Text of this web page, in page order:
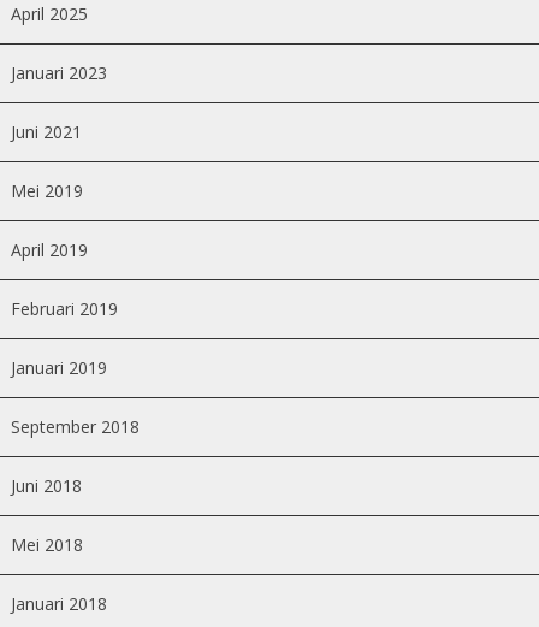
April 2025
Januari 2023
Juni 2021
Mei 2019
April 2019
Februari 2019
Januari 2019
September 2018
Juni 2018
Mei 2018
Januari 2018